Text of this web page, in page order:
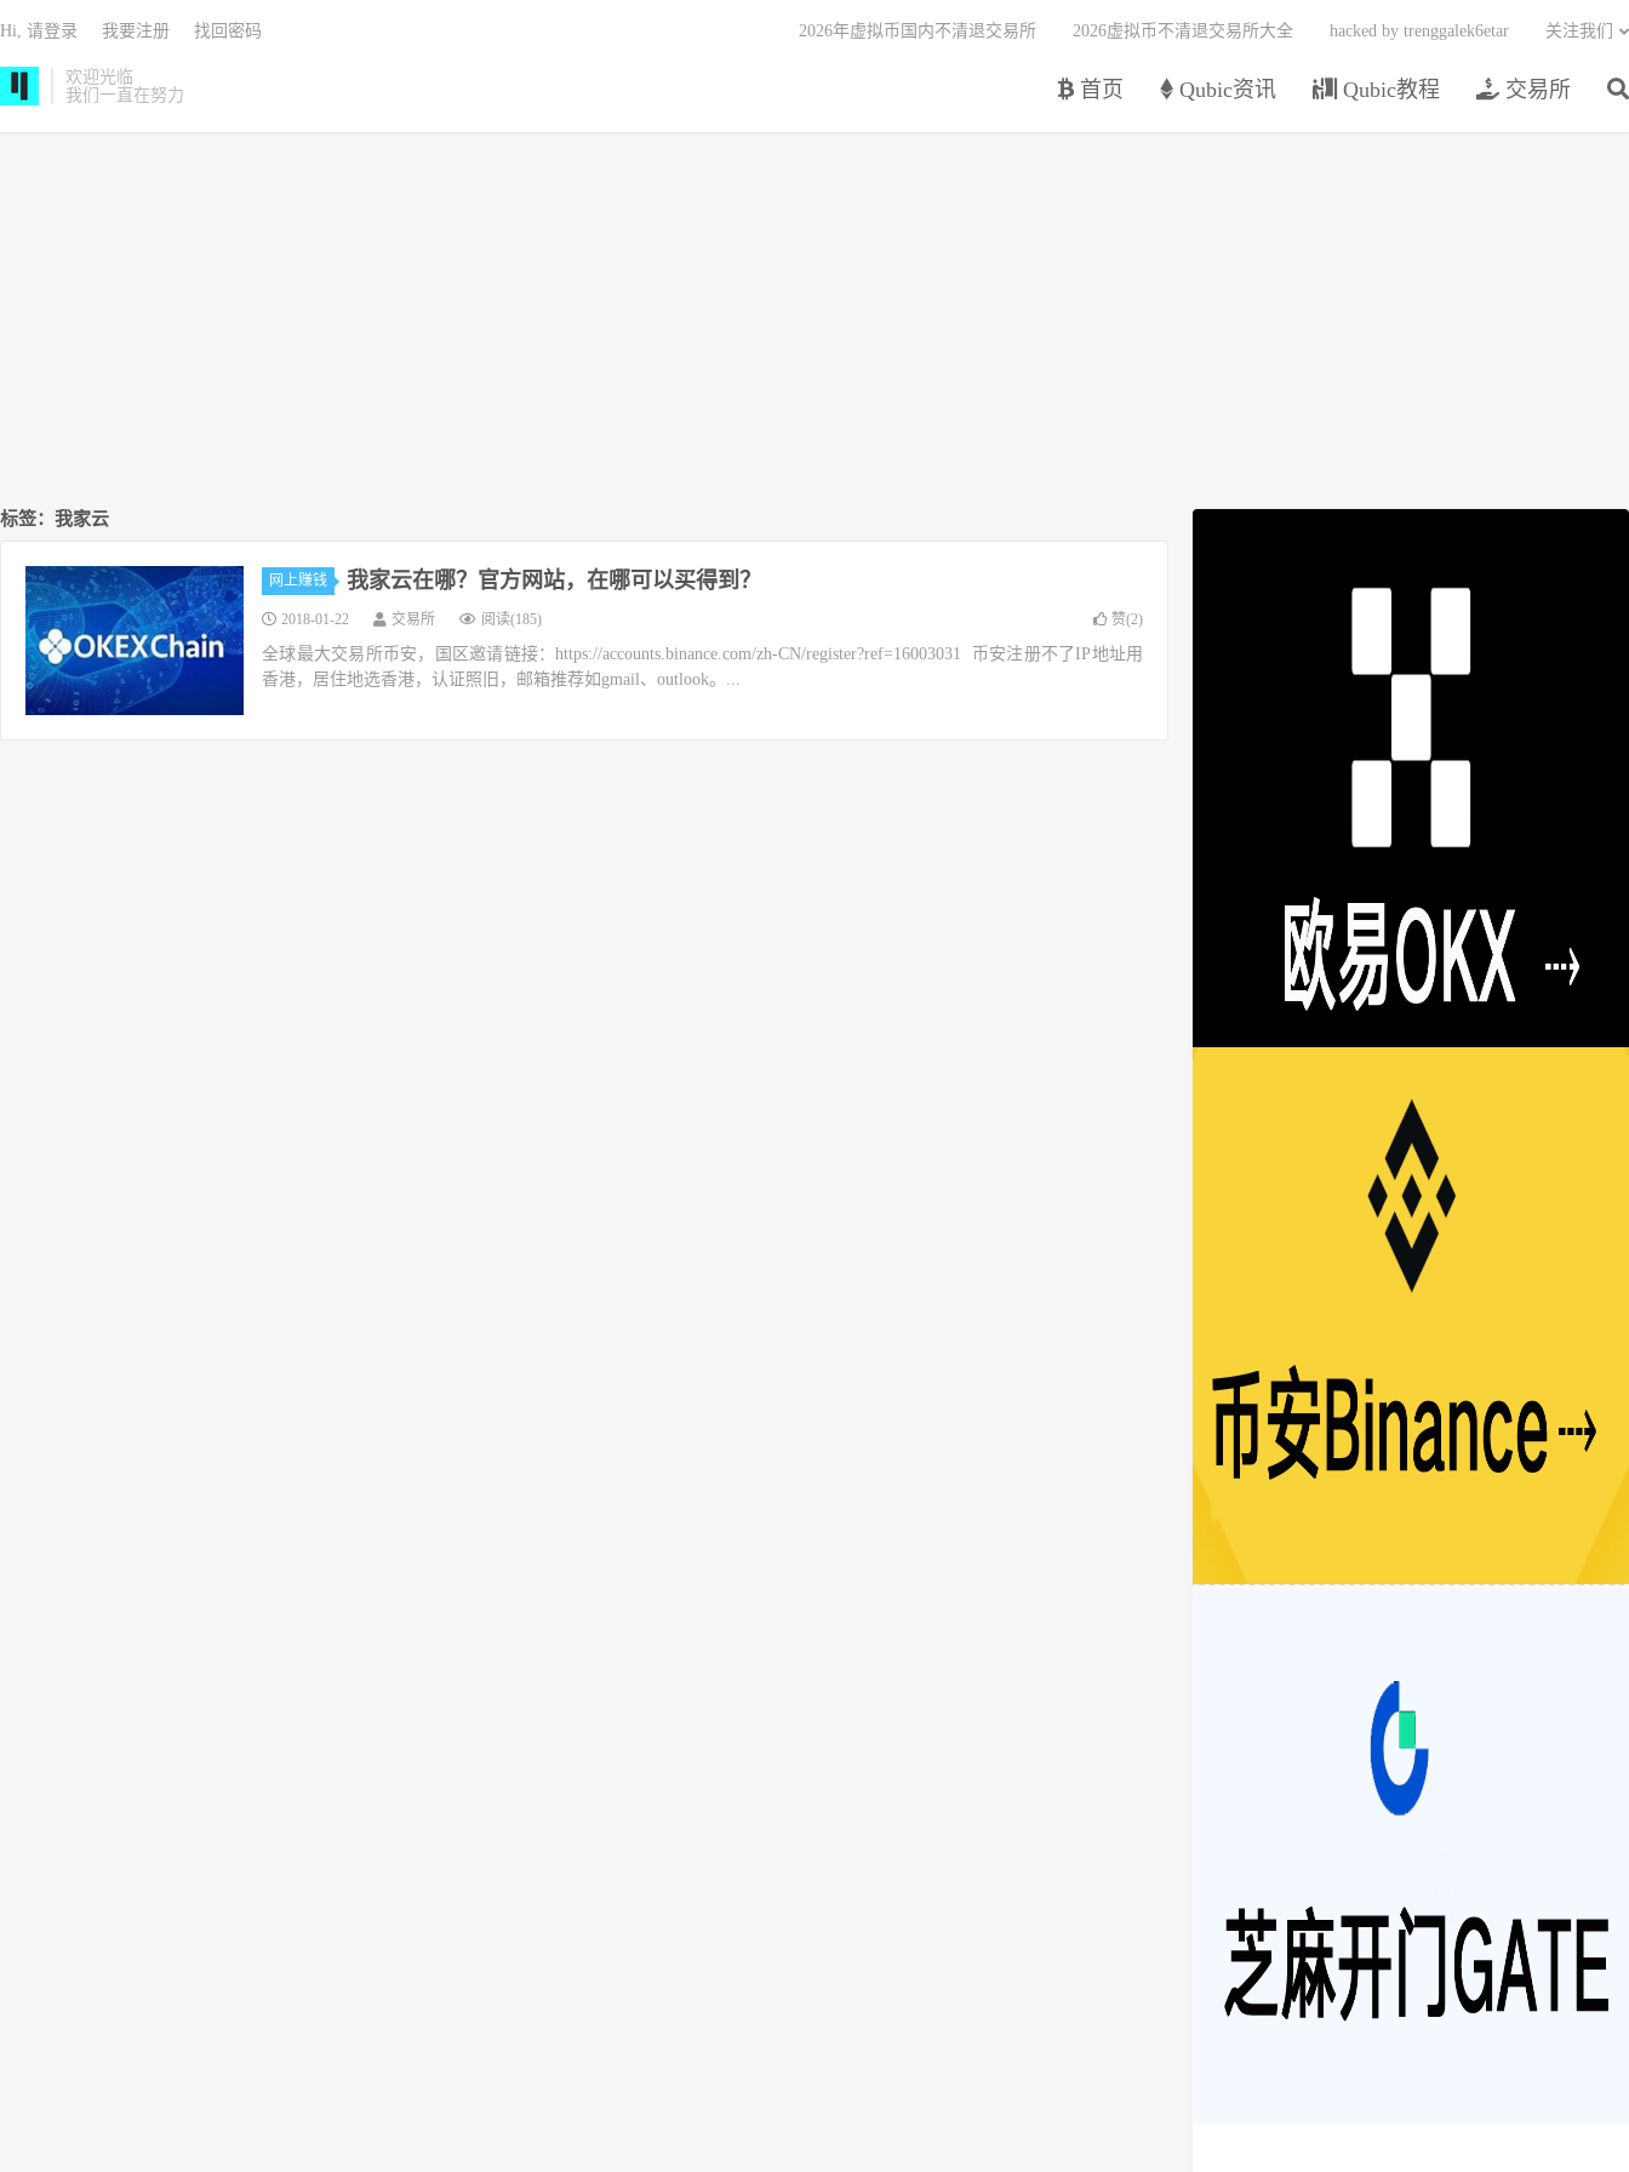
欢迎光临
我们一直在努力
首页 Qubic资讯 Qubic教程 交易所
2026年虚拟币国内不清退交易所 2026虚拟币不清退交易所大全 hacked by trenggalek6etar 关注我们
Hi, 请登录 我要注册 找回密码
标签：我家云
网上赚钱 我家云在哪？官方网站，在哪可以买得到？
2018-01-22 交易所 阅读(185) 赞(2)
全球最大交易所币安，国区邀请链接：https://accounts.binance.com/zh-CN/register?ref=16003031 币安注册不了IP地址用
香港，居住地选香港，认证照旧，邮箱推荐如gmail、outlook。...